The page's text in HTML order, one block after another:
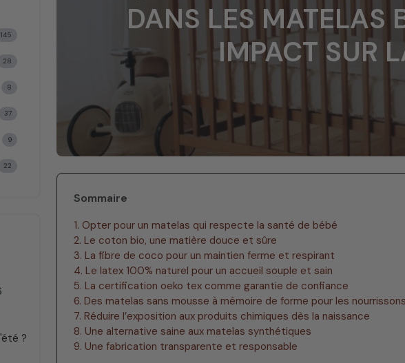
145
28
8
37
9
22
?
DANS LES MATELAS
IMPACT SUR
Sommaire
1. Opter pour un matelas qui respecte la santé de bébé
2. Le coton bio, une matière douce et sûre
3. La fibre de coco pour un maintien ferme et respirant
4. Le latex 100% naturel pour un accueil souple et sain
5. La certification oeko tex comme garantie de confiance
6. Des matelas sans mousse à mémoire de forme pour les nourrissons
7. Réduire l’exposition aux produits chimiques dès la naissance
8. Une alternative saine aux matelas synthétiques
9. Une fabrication transparente et responsable